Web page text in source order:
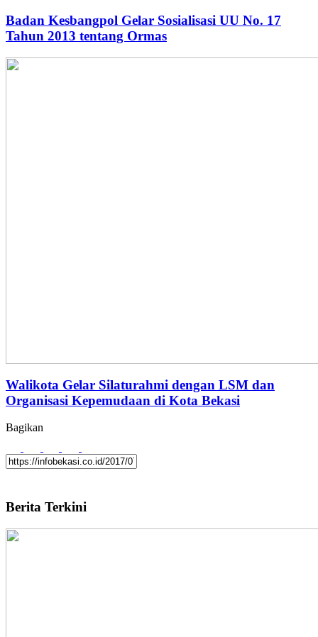
Badan Kesbangpol Gelar Sosialisasi UU No. 17
Tahun 2013 tentang Ormas
Walikota Gelar Silaturahmi dengan LSM dan
Organisasi Kepemudaan di Kota Bekasi
Bagikan
Berita Terkini